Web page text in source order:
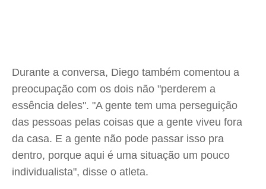
Durante a conversa, Diego também comentou a
preocupação com os dois não "perderem a
essência deles". "A gente tem uma perseguição
das pessoas pelas coisas que a gente viveu fora
da casa. E a gente não pode passar isso pra
dentro, porque aqui é uma situação um pouco
individualista", disse o atleta.